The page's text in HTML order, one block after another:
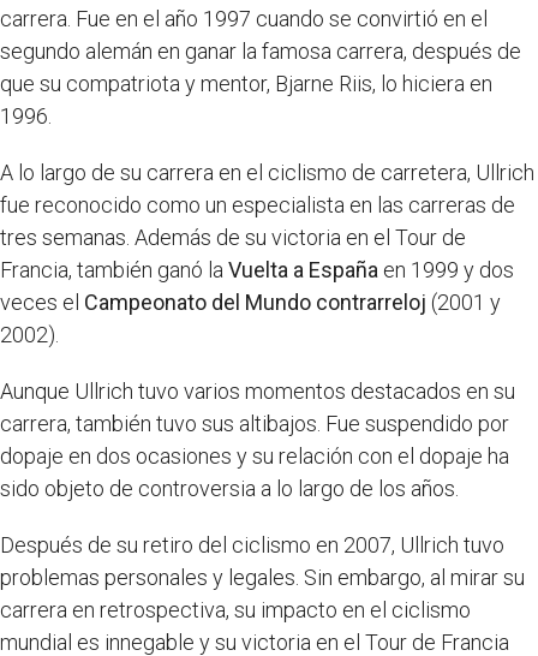
carrera. Fue en el año 1997 cuando se convirtió en el
segundo alemán en ganar la famosa carrera, después de
que su compatriota y mentor, Bjarne Riis, lo hiciera en
1996.
A lo largo de su carrera en el ciclismo de carretera, Ullrich
fue reconocido como un especialista en las carreras de
tres semanas. Además de su victoria en el Tour de
Francia, también ganó la Vuelta a España en 1999 y dos
veces el Campeonato del Mundo contrarreloj (2001 y
2002).
Aunque Ullrich tuvo varios momentos destacados en su
carrera, también tuvo sus altibajos. Fue suspendido por
dopaje en dos ocasiones y su relación con el dopaje ha
sido objeto de controversia a lo largo de los años.
Después de su retiro del ciclismo en 2007, Ullrich tuvo
problemas personales y legales. Sin embargo, al mirar su
carrera en retrospectiva, su impacto en el ciclismo
mundial es innegable y su victoria en el Tour de Francia